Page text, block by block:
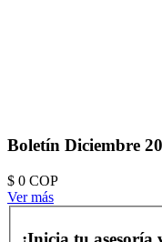
Boletín Diciembre
$ 0 COP
Ver más